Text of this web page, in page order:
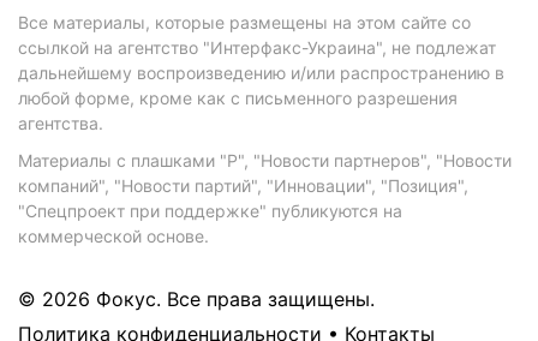
Все материалы, которые размещены на этом сайте со
ссылкой на агентство "Интерфакс-Украина", не подлежат
дальнейшему воспроизведению и/или распространению в
любой форме, кроме как с письменного разрешения
агентства.
Материалы с плашками "Р", "Новости партнеров", "Новости
компаний", "Новости партий", "Инновации", "Позиция",
"Спецпроект при поддержке" публикуются на
коммерческой основе.
© 2026 Фокус. Все права защищены.
Политика конфиденциальности • Контакты